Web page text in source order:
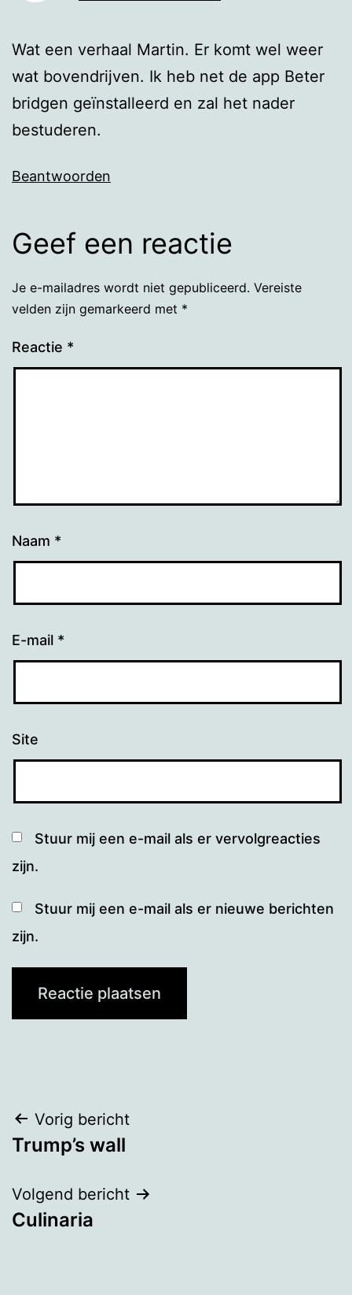
Wat een verhaal Martin. Er komt wel weer
wat bovendrijven. Ik heb net de app Beter
bridgen geïnstalleerd en zal het nader
bestuderen.
Beantwoorden
Geef een reactie
Je e-mailadres wordt niet gepubliceerd. Vereiste
velden zijn gemarkeerd met *
Reactie *
Naam *
E-mail *
Site
Stuur mij een e-mail als er vervolgreacties
zijn.
Stuur mij een e-mail als er nieuwe berichten
zijn.
Bericht
navigatie
Vorig bericht
Trump’s wall
Volgend bericht
Culinaria